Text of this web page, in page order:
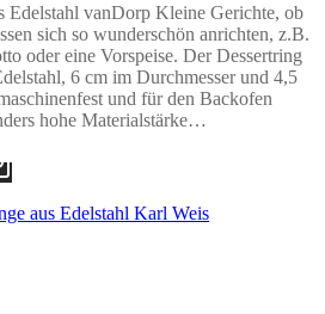
Edelstahl vanDorp Kleine Gerichte, ob
sich so wunderschön anrichten, z.B.
oder eine Vorspeise. Der Dessertring
6 cm im Durchmesser und 4,5
und für den Backofen
hohe Materialstärke…